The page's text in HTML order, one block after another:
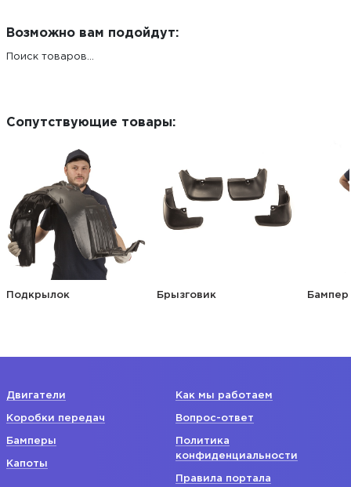
Возможно вам подойдут:
Поиск товаров...
Сопутствующие товары:
Подкрылок Брызговик Бампер
Двигатели
Коробки передач
Бамперы
Капоты
Как мы работаем
Вопрос-ответ
Политика
конфиденциальности
Правила портала